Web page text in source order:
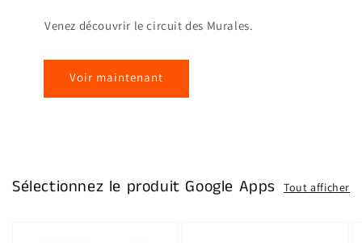
Venez découvrir le circuit des Murales.
Voir maintenant
Sélectionnez le produit Google Apps Tout afficher